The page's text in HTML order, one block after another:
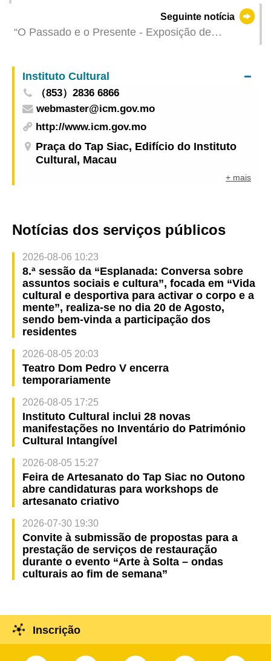
eleições dos membros da Comissão Eleitoral do
Chefe do Executivo com mais de 120 novos
candidatos
Seguinte notícia
“O Passado e o Presente - Exposição de
Aniversário do Retorno de Macau à Pátria”
inaugurada hoje, apresentando as paisagens
urbanas e características culturais de Macau
Instituto Cultural
（853）2836 6866
webmaster@icm.gov.mo
http://www.icm.gov.mo
Praça do Tap Siac, Edifício do Instituto
Cultural, Macau
+ mais
Notícias dos serviços públicos
2026-08-06 10:23
8.ª sessão da “Esplanada: Conversa sobre
assuntos sociais e cultura”, focada em “Vida
cultural e desportiva para activar o corpo e a
mente”, realiza-se no dia 20 de Agosto,
sendo bem-vinda a participação dos
residentes
2026-08-05 20:03
Teatro Dom Pedro V encerra
temporariamente
2026-08-05 17:25
Instituto Cultural inclui 28 novas
manifestações no Inventário do Património
Cultural Intangível
2026-08-05 15:27
Feira de Artesanato do Tap Siac no Outono
abre candidaturas para workshops de
artesanato criativo
2026-07-30 19:30
Convite à submissão de propostas para a
prestação de serviços de restauração
durante o evento “Arte à Solta – ondas
culturais ao fim de semana”
Inscrição